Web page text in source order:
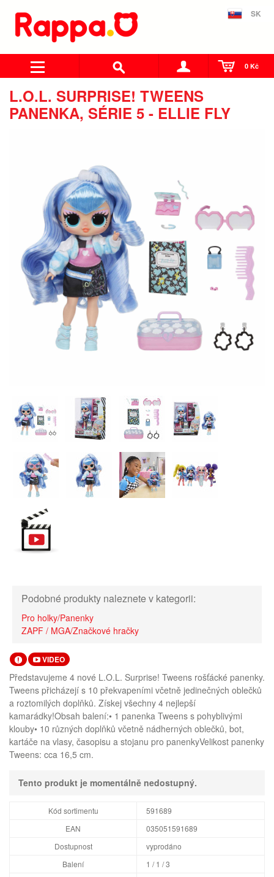
SK
0 Kč
L.O.L. SURPRISE! TWEENS
PANENKA, SÉRIE 5 - ELLIE FLY
Podobné produkty naleznete v kategorii:
Pro holky/Panenky
ZAPF / MGA/Značkové hračky
VIDEO
Představujeme 4 nové L.O.L. Surprise! Tweens rošťácké panenky.
Tweens přicházejí s 10 překvapeními včetně jedinečných oblečků
a roztomilých doplňků. Získej všechny 4 nejlepší
kamarádky!Obsah balení:• 1 panenka Tweens s pohyblivými
klouby• 10 různých doplňků včetně nádherných oblečků, bot,
kartáče na vlasy, časopisu a stojanu pro panenkyVelikost panenky
Tweens: cca 16,5 cm.
Tento produkt je momentálně nedostupný.
Kód sortimentu
591689
EAN
035051591689
Dostupnost
vyprodáno
Balení
1 / 1 / 3